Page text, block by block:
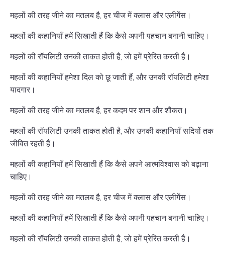
महलों की तरह जीने का मतलब है, हर चीज में क्लास और एलीगेंस।
महलों की कहानियाँ हमें सिखाती हैं कि कैसे अपनी पहचान बनानी चाहिए।
महलों की रॉयलिटी उनकी ताकत होती है, जो हमें प्रेरित करती है।
महलों की कहानियाँ हमेशा दिल को छू जाती हैं, और उनकी रॉयलिटी हमेशा
यादगार।
महलों की तरह जीने का मतलब है, हर कदम पर शान और शौकत।
महलों की रॉयलिटी उनकी ताकत होती है, और उनकी कहानियाँ सदियों तक
जीवित रहती हैं।
महलों की कहानियाँ हमें सिखाती हैं कि कैसे अपने आत्मविश्वास को बढ़ाना
चाहिए।
महलों की तरह जीने का मतलब है, हर चीज में क्लास और एलीगेंस।
महलों की कहानियाँ हमें सिखाती हैं कि कैसे अपनी पहचान बनानी चाहिए।
महलों की रॉयलिटी उनकी ताकत होती है, जो हमें प्रेरित करती है।